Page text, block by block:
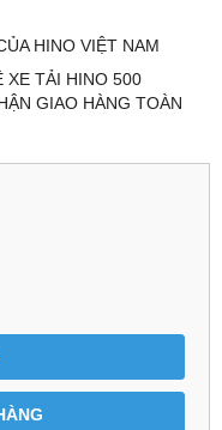
HINO VIỆT NAM
XE TẢI HINO 500
GIAO HÀNG TOÀN